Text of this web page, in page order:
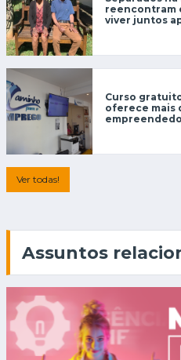
reencontram
viver juntos
Curso
oferece mais
Ver todas!
Assuntos